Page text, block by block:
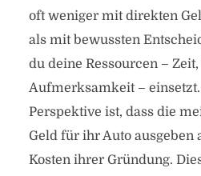
oft weniger mit direkten
als mit bewussten
du deine Ressourcen –
Aufmerksamkeit –
Perspektive ist, dass die
Geld für ihr Auto ausgeben
Kosten ihrer Gründung.